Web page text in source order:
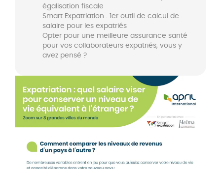
égalisation fiscale
Smart Expatriation : 1er outil de calcul de
salaire pour les expatriés
Opter pour une meilleure assurance santé
pour vos collaborateurs expatriés, vous y
avez pensé ?